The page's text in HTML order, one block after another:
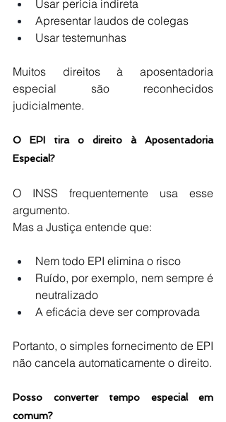
Usar perícia indireta
Apresentar laudos de colegas
Usar testemunhas
Muitos direitos à aposentadoria
especial são reconhecidos
judicialmente.
O EPI tira o direito à Aposentadoria
Especial?
O INSS frequentemente usa esse
argumento.
Mas a Justiça entende que:
Nem todo EPI elimina o risco
Ruído, por exemplo, nem sempre é
neutralizado
A eficácia deve ser comprovada
Portanto, o simples fornecimento de EPI
não cancela automaticamente o direito.
Posso converter tempo especial em
comum?